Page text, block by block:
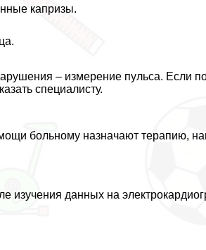
капризы.
– измерение пульса. Если
специалисту.
больному назначают терапию,
изучения данных на